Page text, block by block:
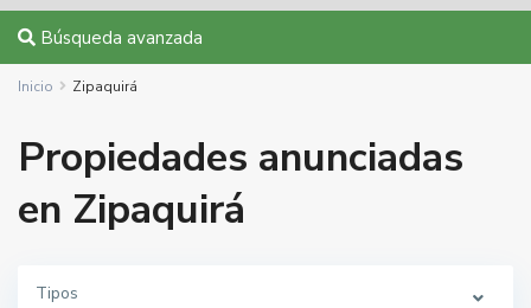
Búsqueda avanzada
Inicio Zipaquirá
Propiedades anunciadas
en Zipaquirá
Tipos